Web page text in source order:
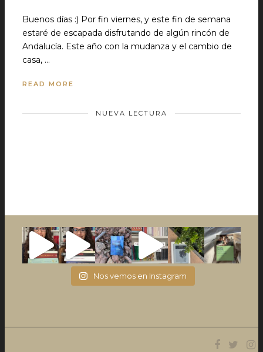
Buenos días :) Por fin viernes, y este fin de semana
estaré de escapada disfrutando de algún rincón de
Andalucía. Este año con la mudanza y el cambio de
casa, …
READ MORE
NUEVA LECTURA
Nos vemos en Instagram